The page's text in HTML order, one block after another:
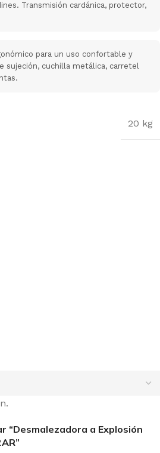
Transmisión cardánica, protector,
para un uso confortable y
sujeción, cuchilla metálica, carretel
20 kg
“Desmalezadora a Explosión